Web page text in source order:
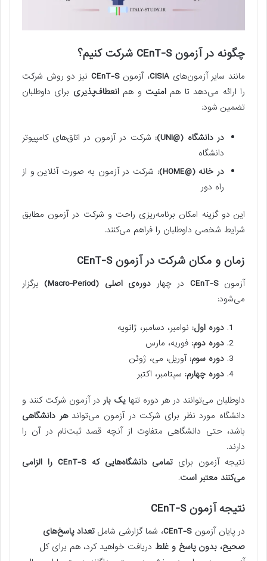
چگونه در آزمون CEnT-S شرکت کنیم؟
مانند سایر آزمون‌های CISIA، آزمونCEnT-S نیز دو روش شرکت
را ارائه می‌دهد تا هم امنیت و همانعطاف‌پذیری برای داوطلبان
تضمین شود:
در دانشگاه (@UNI):
شرکت در آزمون در اتاق‌های کامپیوتر
دانشگاه
در خانه (@HOME):
شرکت در آزمون به صورت آنلاین و از
راه دور
این دو گزینه امکان برنامه‌ریزی راحت و شرکت در آزمون مطابق
شرایط شخصی داوطلبان را فراهم می‌کنند.
زمان و مکان شرکت در آزمون CEnT-S
آزمونCEnT-S در چهار دوره‌ی اصلی (Macro-Period)
برگزار
می‌شود:
دوره اول: نوامبر، دسامبر، ژانویه
دوره دوم: فوریه، مارس
دوره سوم: آوریل، می، ژوئن
دوره چهارم: سپتامبر، اکتبر
داوطلبان می‌توانند در هر دوره تنهایک بار در آزمون شرکت کنند و
دانشگاه مورد نظر برای شرکت در آزمون می‌تواندهر دانشگاهی
باشد، حتی دانشگاهی متفاوت از آنچه قصد ثبت‌نام در آن را
دارند.
نتیجه آزمون برای
تمامی دانشگاه‌هایی که CEnT-S را الزامی
می‌کنند معتبر است.
نتیجه آزمون CEnT-S
در پایان آزمون CEnT-S، شما گزارشی شامل تعداد پاسخ‌های
صحیح، بدون پاسخ و غلط دریافت خواهید کرد، هم برای کل